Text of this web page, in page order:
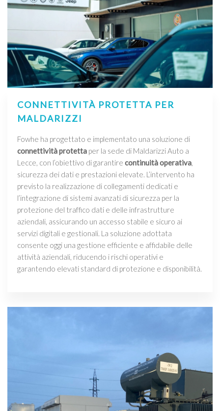
CONNETTIVITÀ PROTETTA PER
MALDARIZZI
Fowhe ha progettato e implementato una soluzione di
connettività protetta per la sede di Maldarizzi Auto a
Lecce, con l’obiettivo di garantire continuità operativa,
sicurezza dei dati e prestazioni elevate. L’intervento ha
previsto la realizzazione di collegamenti dedicati e
l’integrazione di sistemi avanzati di sicurezza per la
protezione del traffico dati e delle infrastrutture
aziendali, assicurando un accesso stabile e sicuro ai
servizi digitali e gestionali. La soluzione adottata
consente oggi una gestione efficiente e affidabile delle
attività aziendali, riducendo i rischi operativi e
garantendo elevati standard di protezione e disponibilità.